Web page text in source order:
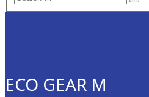
ECO GEAR M